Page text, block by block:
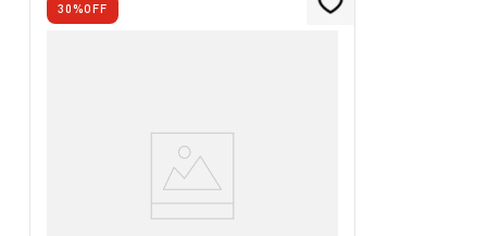
30%OFF